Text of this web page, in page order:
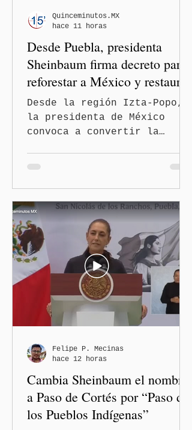
Desde Puebla, presidenta
Sheinbaum firma decreto para
reforestar a México y restaurar
ecosistemas
Desde la región Izta-Popo,
la presidenta de México
convoca a convertir la
Ranchos, Pue.-La presidenta
de México, Claudia
Sheinbaum Pardo, encabezó
desde la región Izta-Popo
el inicio de la Jornada
Nacional de Reforestación
2026, con la participación
simultánea de los gobiernos
estatales, comunidades,
pueblos originarios,
brigadistas y sociedad
civil de todo el país, y
anunció su pro
Quinceminutos.MX
hace 11 horas
Cambia Sheinbaum el nombre
a Paso de Cortés por “Paso de
los Pueblos Indígenas”
Felipe P. Mecinas
hace 12 horas